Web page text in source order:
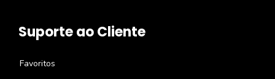
Suporte ao Cliente
Favoritos